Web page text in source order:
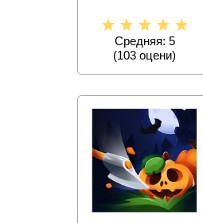
его красивым. Игра
увлечет
Средняя: 5
(103 оцени)